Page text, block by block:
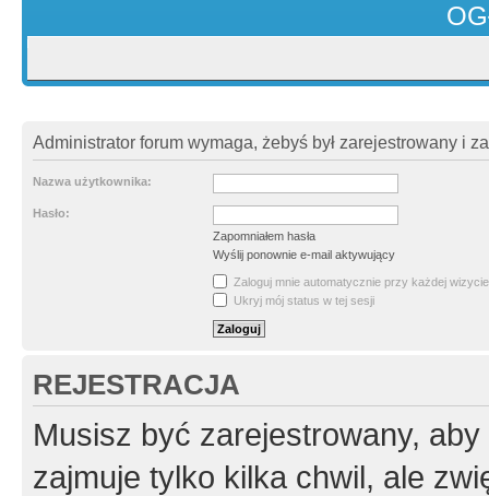
Administrator forum wymaga, żebyś był zarejestrowany i
Nazwa użytkownika:
Hasło:
Zapomniałem hasła
Wyślij ponownie e-mail aktywujący
Zaloguj mnie automatycznie przy każdej wizycie
Ukryj mój status w tej sesji
REJESTRACJA
Musisz być zarejestrowany,
zajmuje tylko kilka chwil, ale